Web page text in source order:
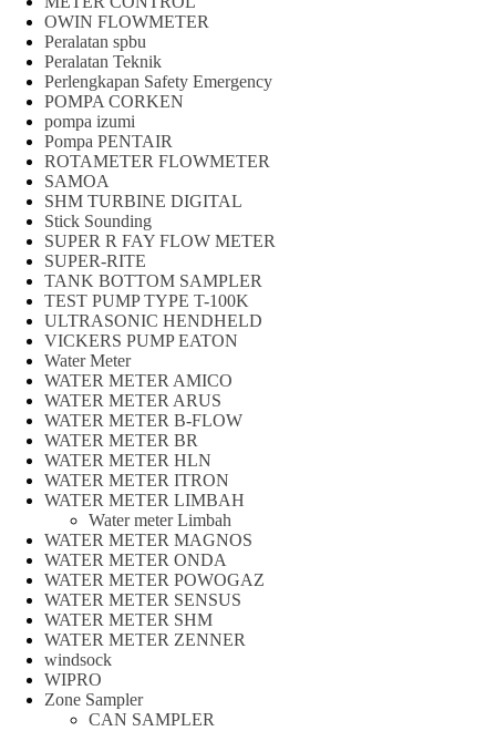
OWIN FLOWMETER
Peralatan spbu
Peralatan Teknik
Perlengkapan Safety Emergency
POMPA CORKEN
pompa izumi
Pompa PENTAIR
ROTAMETER FLOWMETER
SAMOA
SHM TURBINE DIGITAL
Stick Sounding
SUPER R FAY FLOW METER
SUPER-RITE
TANK BOTTOM SAMPLER
TEST PUMP TYPE T-100K
ULTRASONIC HENDHELD
VICKERS PUMP EATON
Water Meter
WATER METER AMICO
WATER METER ARUS
WATER METER B-FLOW
WATER METER BR
WATER METER HLN
WATER METER ITRON
WATER METER LIMBAH
Water meter Limbah
WATER METER MAGNOS
WATER METER ONDA
WATER METER POWOGAZ
WATER METER SENSUS
WATER METER SHM
WATER METER ZENNER
windsock
WIPRO
Zone Sampler
CAN SAMPLER